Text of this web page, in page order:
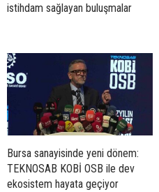
istihdam sağlayan buluşmalar
Bursa sanayisinde yeni dönem:
TEKNOSAB KOBİ OSB ile dev
ekosistem hayata geçiyor